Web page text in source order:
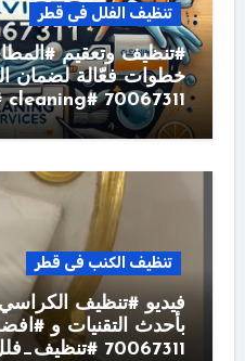
تنظيف الفلل فى قطر
#تنظيف وتعقيم
خطوات فعّالة لضمان
70067311 #cleaning #شركه #toilet
تنظيف الكنب فى قطر
فيديو #تنظيف
بأحدث التقنيات و
70067311 #تنظيف_فلل #qatar #شركه